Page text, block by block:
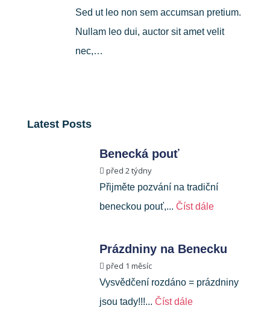
Sed ut leo non sem accumsan pretium.
Nullam leo dui, auctor sit amet velit
nec,…
Latest Posts
Benecká pouť
před 2 týdny
Přijměte pozvání na tradiční
beneckou pouť,... Číst dále
Prázdniny na Benecku
před 1 měsíc
Vysvědčení rozdáno = prázdniny
jsou tady!!!... Číst dále